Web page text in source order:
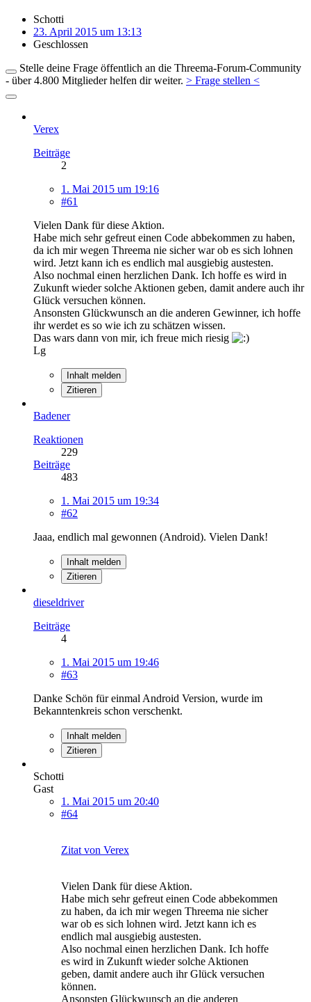
Schotti
23. April 2015 um 13:13
Geschlossen
Stelle deine Frage öffentlich an die Threema-Forum-Community
- über 4.800 Mitglieder helfen dir weiter. > Frage stellen <
Verex
Beiträge
2
1. Mai 2015 um 19:16
#61
Vielen Dank für diese Aktion.
Habe mich sehr gefreut einen Code abbekommen zu haben,
da ich mir wegen Threema nie sicher war ob es sich lohnen
wird. Jetzt kann ich es endlich mal ausgiebig austesten.
Also nochmal einen herzlichen Dank. Ich hoffe es wird in
Zukunft wieder solche Aktionen geben, damit andere auch ihr
Glück versuchen können.
Ansonsten Glückwunsch an die anderen Gewinner, ich hoffe
ihr werdet es so wie ich zu schätzen wissen.
Das wars dann von mir, ich freue mich riesig
Lg
Inhalt melden
Zitieren
Badener
Reaktionen
229
Beiträge
483
1. Mai 2015 um 19:34
#62
Jaaa, endlich mal gewonnen (Android). Vielen Dank!
Inhalt melden
Zitieren
dieseldriver
Beiträge
4
1. Mai 2015 um 19:46
#63
Danke Schön für einmal Android Version, wurde im
Bekanntenkreis schon verschenkt.
Inhalt melden
Zitieren
Schotti
Gast
1. Mai 2015 um 20:40
#64
Zitat von Verex
Vielen Dank für diese Aktion.
Habe mich sehr gefreut einen Code abbekommen
zu haben, da ich mir wegen Threema nie sicher
war ob es sich lohnen wird. Jetzt kann ich es
endlich mal ausgiebig austesten.
Also nochmal einen herzlichen Dank. Ich hoffe
es wird in Zukunft wieder solche Aktionen
geben, damit andere auch ihr Glück versuchen
können.
Ansonsten Glückwunsch an die anderen